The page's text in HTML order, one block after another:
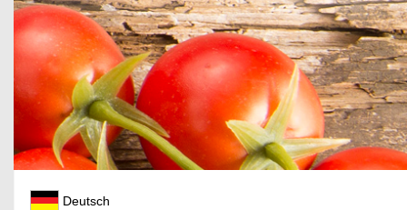
Deutsch